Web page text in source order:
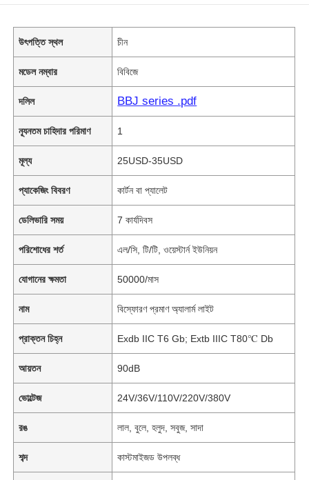
উৎপত্তি স্থল চীন
মডেল নম্বার বিবিজে
দলিল BBJ series .pdf
ন্যূনতম চাহিদার পরিমাণ 1
মূল্য 25USD-35USD
প্যাকেজিং বিবরণ কার্টন বা প্যালেট
ডেলিভারি সময় 7 কার্যদিবস
পরিশোধের শর্ত এল/সি, টি/টি, ওয়েস্টার্ন ইউনিয়ন
যোগানের ক্ষমতা 50000/মাস
নাম বিস্ফোরণ প্রমাণ অ্যালার্ম লাইট
প্রাক্তন চিহ্ন Exdb IIC T6 Gb; Extb IIIC T80℃ Db
আয়তন 90dB
ভোল্টেজ 24V/36V/110V/220V/380V
রঙ লাল, বুলে, হলুদ, সবুজ, সাদা
শব্দ কাস্টমাইজড উপলব্ধ